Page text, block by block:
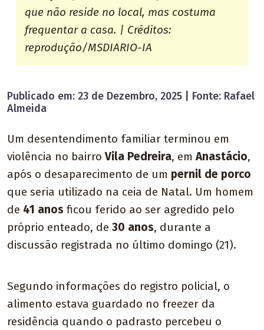
que não reside no local, mas costuma
frequentar a casa. | Créditos:
reprodução/MSDIARIO-IA
Publicado em: 23 de Dezembro, 2025 | Fonte: Rafael
Almeida
Um desentendimento familiar terminou em
violência no bairroVila Pedreira, emAnastácio,
após o desaparecimento de um pernil de porco
que seria utilizado na ceia de Natal. Um homem
de 41 anos ficou ferido ao ser agredido pelo
próprio enteado, de 30 anos, durante a
discussão registrada no último domingo (21).
Segundo informações do registro policial, o
alimento estava guardado no freezer da
residência quando o padrasto percebeu o